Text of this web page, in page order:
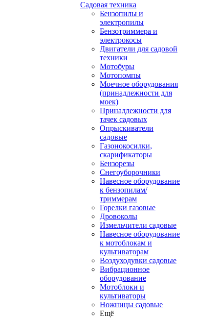
Садовая техника
Бензопилы и
электропилы
Бензотриммера и
электрокосы
Двигатели для садовой
техники
Мотобуры
Мотопомпы
Моечное оборудования
(принадлежности для
моек)
Принадлежности для
тачек садовых
Опрыскиватели
садовые
Газонокосилки,
скарификаторы
Бензорезы
Снегоуборочники
Навесное оборудование
к бензопилам/
триммерам
Горелки газовые
Дровоколы
Измельчители садовые
Навесное оборудование
к мотоблокам и
культиваторам
Воздуходувки садовые
Вибрационное
оборудование
Мотоблоки и
культиваторы
Ножницы садовые
Ещё